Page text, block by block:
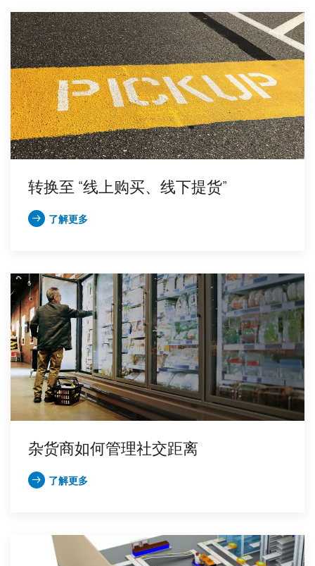
转换至 “线上购买、线下提货”
了解更多
杂货商如何管理社交距离
了解更多